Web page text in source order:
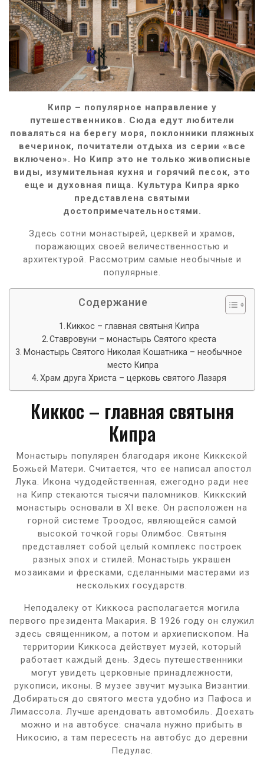
Кипр – популярное направление у
путешественников. Сюда едут любители
поваляться на берегу моря, поклонники пляжных
вечеринок, почитатели отдыха из серии «все
включено». Но Кипр это не только живописные
виды, изумительная кухня и горячий песок, это
еще и духовная пища. Культура Кипра ярко
представлена святыми
достопримечательностями.
Здесь сотни монастырей, церквей и храмов,
поражающих своей величественностью и
архитектурой. Рассмотрим самые необычные и
популярные.
Содержание
Киккос – главная святыня Кипра
Ставровуни – монастырь Святого креста
Монастырь Святого Николая Кошатника – необычное
место Кипра
Храм друга Христа – церковь святого Лазаря
Киккос – главная святыня
Кипра
Монастырь популярен благодаря иконе Киккской
Божьей Матери. Считается, что ее написал апостол
Лука. Икона чудодейственная, ежегодно ради нее
на Кипр стекаются тысячи паломников. Киккский
монастырь основали в XI веке. Он расположен на
горной системе Троодос, являющейся самой
высокой точкой горы Олимбос. Святыня
представляет собой целый комплекс построек
разных эпох и стилей. Монастырь украшен
мозаиками и фресками, сделанными мастерами из
нескольких государств.
Неподалеку от Киккоса располагается могила
первого президента Макария. В 1926 году он служил
здесь священником, а потом и архиепископом. На
территории Киккоса действует музей, который
работает каждый день. Здесь путешественники
могут увидеть церковные принадлежности,
рукописи, иконы. В музее звучит музыка Византии.
Добираться до святого места удобно из Пафоса и
Лимассола. Лучше арендовать автомобиль. Доехать
можно и на автобусе: сначала нужно прибыть в
Никосию, а там пересесть на автобус до деревни
Педулас.